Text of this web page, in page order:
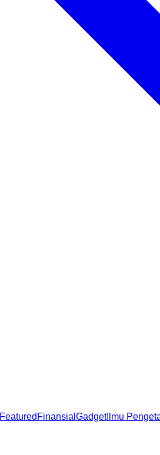
Featured Finansial GadgetIlmu